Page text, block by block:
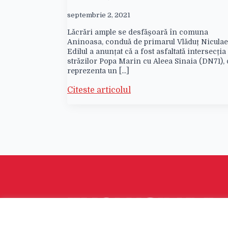
septembrie 2, 2021
Lăcrări ample se desfășoară în comuna
Aninoasa, conduă de primarul Vlăduț
Edilul a anunțat că a fost asfaltată intersecția
străzilor Popa Marin cu Aleea Sinaia (DN71),
reprezenta un [...]
Citeste articolul